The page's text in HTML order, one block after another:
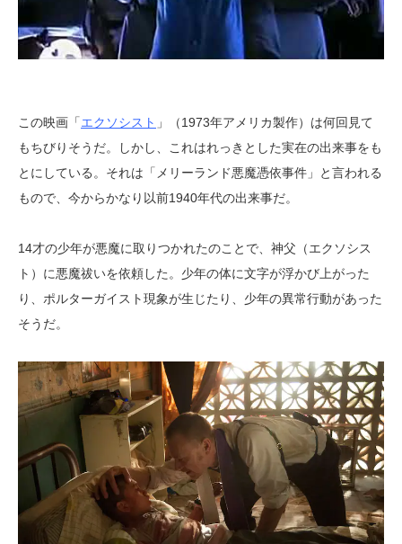
この映画「エクソシスト 」（1973年アメリカ製作）は何回見て
もちびりそうだ。しかし、これはれっきとした実在の出来事をも
とにしている。それは「メリーランド悪魔憑依事件」と言われる
もので、今からかなり以前1940年代の出来事だ。
14才の少年が悪魔に取りつかれたのことで、神父（エクソシス
ト）に悪魔祓いを依頼した。少年の体に文字が浮かび上がった
り、ポルターガイスト現象が生じたり、少年の異常行動があった
そうだ。